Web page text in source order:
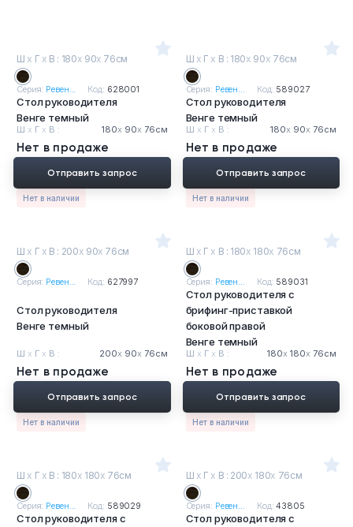
Ш х Г х В : 180х 90х 76см
Серия: Ревен... Код: 628001
Стол руководителя
Венге темный
Ш х Г х В : 180х90х76см
Нет в продаже
Нет в наличии
Отправить запрос
Ш х Г х В : 180х 90х 76см
Серия: Ревен... Код: 589027
Стол руководителя
Венге темный
Ш х Г х В : 180х 90х 76см
Нет в продаже
Нет в наличии
Отправить запрос
Ш х Г х В : 200х 90х 76см
Серия: Ревен... Код: 627997
Стол руководителя
Венге темный
Ш х Г х В : 200х90х76см
Нет в продаже
Нет в наличии
Отправить запрос
Ш х Г х В : 180х 180х 76см
Серия: Ревен... Код: 589031
Стол руководителя с
брифинг-приставкой
боковой правой
Венге темный
Ш х Г х В : 180х 180х 76см
Нет в продаже
Нет в наличии
Отправить запрос
Ш х Г х В : 180х 180х 76см
Серия: Ревен... Код: 589029
Стол руководителя с
Ш х Г х В : 200х 180х 76см
Серия: Ревен... Код:43805
Стол руководителя с